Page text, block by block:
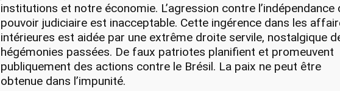
institutions et notre économie. L’agression contre l’indépendance
pouvoir judiciaire est inacceptable. Cette ingérence dans les
intérieures est aidée par une extrême droite servile, nostalgique
hégémonies passées. De faux patriotes planifient et promeuvent
publiquement des actions contre le Brésil. La paix ne peut être
obtenue dans l’impunité.